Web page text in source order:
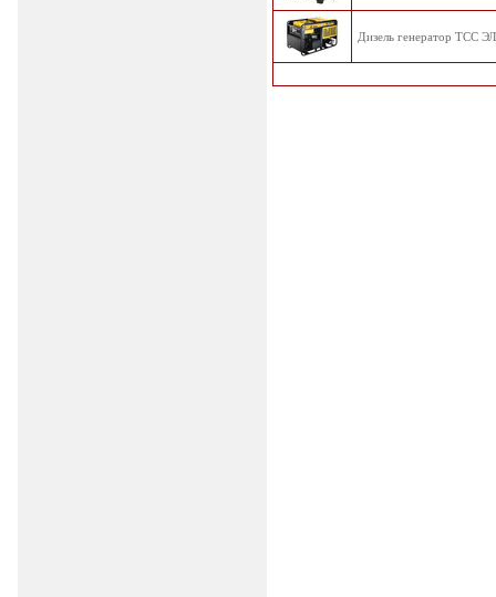
Дизель генератор ТСС